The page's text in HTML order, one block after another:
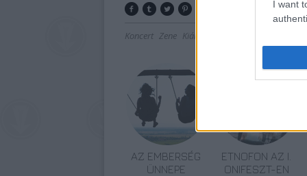
I want
Koncert Zene Kiállítás
AZ EMBERSÉG
ÜNNEPE
ETNOFON AZ I.
ONIFESZT-EN